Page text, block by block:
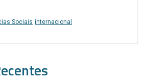
Sociais internacional